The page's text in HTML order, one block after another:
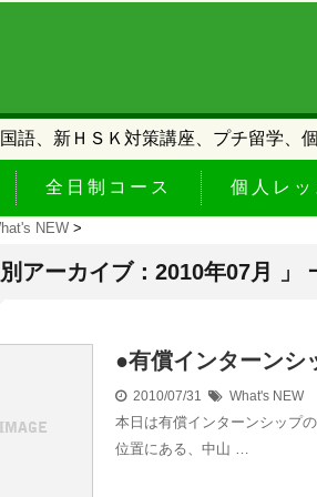
語、新ＨＳＫ対策講座、プチ留学、
全日制コース 個人レッ
NEW >
アーカイブ：2010年07月 」
●有償インターンシ
2010/07/31 What's NEW
本日は有償インターンシップ
位置にある、中山 …